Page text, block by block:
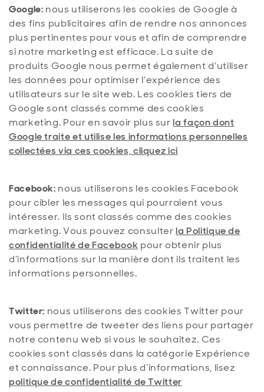
Google: nous utiliserons les cookies de Google à
des fins publicitaires afin de rendre nos annonces
plus pertinentes pour vous et afin de comprendre
si notre marketing est efficace. La suite de
produits Google nous permet également d’utiliser
les données pour optimiser l’expérience des
utilisateurs sur le site web. Les cookies tiers de
Google sont classés comme des cookies
marketing. Pour en savoir plus surla façon dont
Google traite et utilise les informations personnelles
collectées via ces cookies, cliquez ici
Facebook: nous utiliserons les cookies Facebook
pour cibler les messages qui pourraient vous
intéresser. Ils sont classés comme des cookies
marketing. Vous pouvez consulterla Politique de
confidentialité de Facebook pour obtenir plus
d’informations sur la manière dont ils traitent les
informations personnelles.
Twitter: nous utiliserons des cookies Twitter pour
vous permettre de tweeter des liens pour partager
notre contenu web si vous le souhaitez. Ces
cookies sont classés dans la catégorie Expérience
et connaissance. Pour plus d’informations, lisez
politique de confidentialité de Twitter